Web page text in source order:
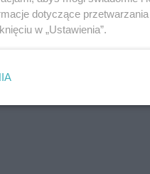
dotyczące
w „Ustawienia”.